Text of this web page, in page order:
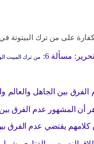
على من ترك البيتوتة
مسألة 6: من ترك المبيت
بين الجاهل والعالم
أن المشهور عدم الفرق بين
يقتضي عدم الفرق